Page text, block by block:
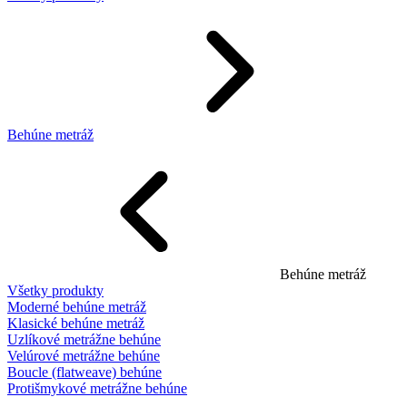
Behúne metráž
Behúne metráž
Všetky produkty
Moderné behúne metráž
Klasické behúne metráž
Uzlíkové metrážne behúne
Velúrové metrážne behúne
Boucle (flatweave) behúne
Protišmykové metrážne behúne